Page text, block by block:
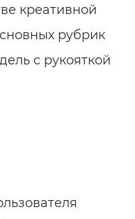
креативной
рубрик
с рукояткой